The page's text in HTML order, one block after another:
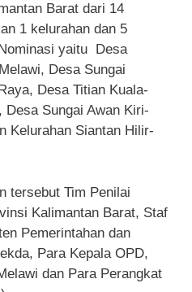
Barat dari 14
1 kelurahan dan 5
yaitu Desa
Desa Sungai
Desa Titian Kuala-
Desa Sungai Awan Kiri-
Kelurahan Siantan Hilir-
tersebut Tim Penilai
Kalimantan Barat, Staf
Pemerintahan dan
Para Kepala OPD,
dan Para Perangkat